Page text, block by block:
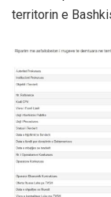
territorin e